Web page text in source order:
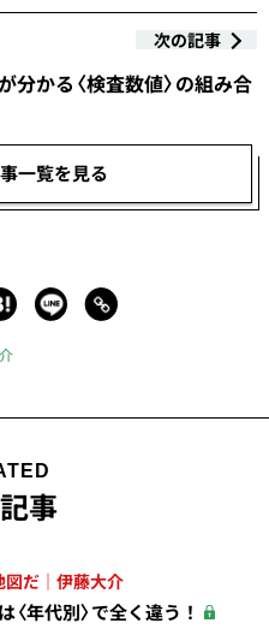
次の記事
分かる〈検査数値〉の組み合
一覧を見る
事
だ｜伊藤大介
年代別〉で全く違う！